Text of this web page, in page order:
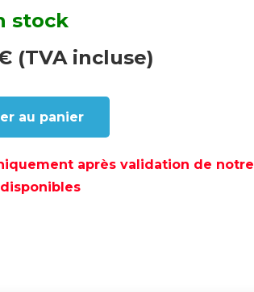
stock
(TVA incluse)
au panier
après validation de